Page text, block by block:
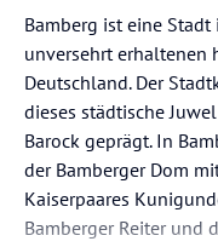
Bamberg ist eine
unversehrt erhaltenen
Deutschland. Der
dieses städtische
Barock geprägt. In
der Bamberger Dom
Kaiserpaares
Bamberger Reiter und